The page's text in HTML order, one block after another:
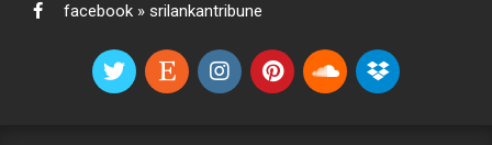
facebook » srilankantribune